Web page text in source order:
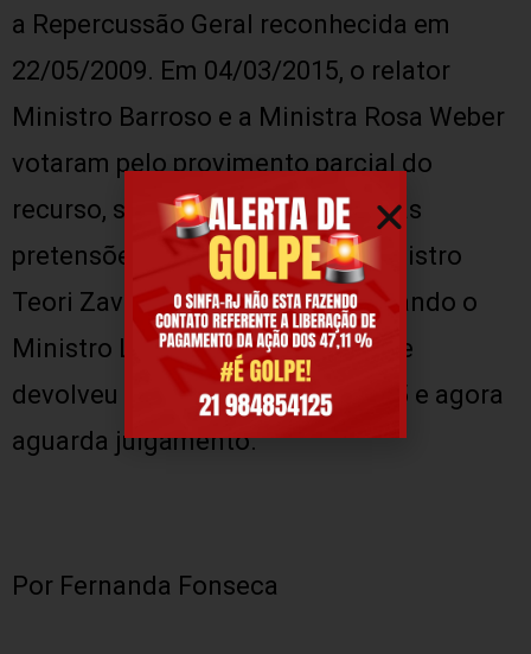
a Repercussão Geral reconhecida em
22/05/2009. Em 04/03/2015, o relator
Ministro Barroso e a Ministra Rosa Weber
votaram pelo provimento parcial do
recurso, sendo votos favoráveis às
pretensões dos servidores. O Ministro
Teori Zavascki votava contra, quando o
Ministro Luix Fux pediu vista. Este
devolveu os autos em 23/04/2015 e agora
aguarda julgamento.
Por Fernanda Fonseca